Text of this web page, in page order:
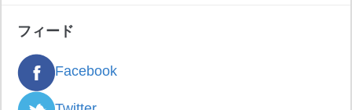
フィード
Facebook